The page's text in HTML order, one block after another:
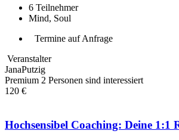
6 Teilnehmer
Mind, Soul
Termine auf Anfrage
Veranstalter
JanaPutzig
Premium 2 Personen sind interessiert
120 €
Hochsensibel Coaching: Deine 1:1